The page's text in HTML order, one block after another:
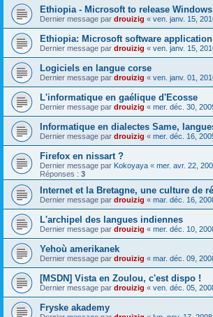
Ethiopia - Microsoft to release
Dernier message par drouizig « ven. janv. 15,
Ethiopia: Microsoft software
Dernier message par drouizig « ven. janv. 15,
Logiciels en langue corse
Dernier message par drouizig « ven. janv. 01,
L'informatique en gaélique d'Ecosse
Dernier message par drouizig « mer. déc. 30,
Informatique en dialectes Same,
Dernier message par drouizig « mer. déc. 16,
Firefox en nissart ?
Dernier message par Kokoyaya « mer. avr. 22,
Réponses : 3
Internet et la Bretagne, une culture de
Dernier message par drouizig « mar. déc. 16,
L'archipel des langues indiennes
Dernier message par drouizig « mer. déc. 10,
Yehoù amerikanek
Dernier message par drouizig « mar. déc. 09,
[MSDN] Vista en Zoulou, c'est dispo !
Dernier message par drouizig « ven. déc. 05,
Fryske akademy